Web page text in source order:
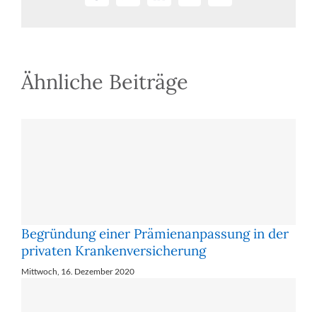
Ähnliche Beiträge
Begründung einer Prämienanpassung in der
privaten Krankenversicherung
Mittwoch, 16. Dezember 2020